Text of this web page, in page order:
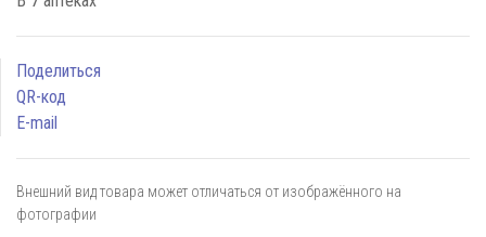
Поделиться
QR-код
E-mail
Внешний вид товара может отличаться от изображённого на
фотографии